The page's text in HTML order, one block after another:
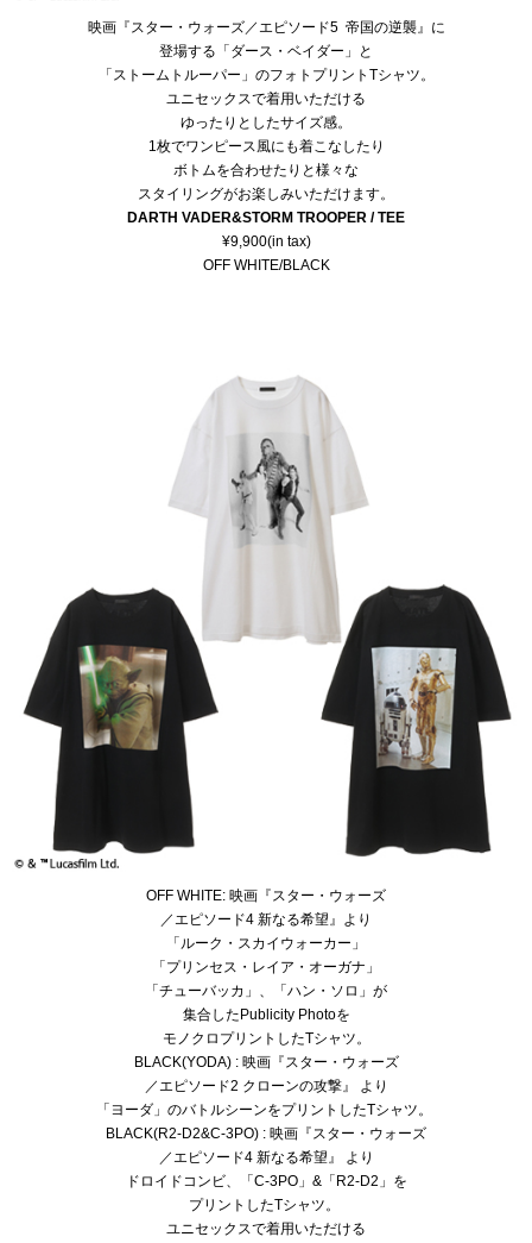
映画『スター・ウォーズ／エピソード5 帝国の逆襲』に
登場する「ダース・ベイダー」と
「ストームトルーパー」のフォトプリントTシャツ。
ユニセックスで着用いただける
ゆったりとしたサイズ感。
1枚でワンピース風にも着こなしたり
ボトムを合わせたりと様々な
スタイリングがお楽しみいただけます。
DARTH VADER&STORM TROOPER / TEE
¥9,900(in tax)
OFF WHITE/BLACK
OFF WHITE: 映画『スター・ウォーズ
／エピソード4 新なる希望』より
「ルーク・スカイウォーカー」
「プリンセス・レイア・オーガナ」
「チューバッカ」、「ハン・ソロ」が
集合したPublicity Photoを
モノクロプリントしたTシャツ。
BLACK(YODA) : 映画『スター・ウォーズ
／エピソード2 クローンの攻撃』 より
「ヨーダ」のバトルシーンをプリントしたTシャツ。
BLACK(R2-D2&C-3PO) : 映画『スター・ウォーズ
／エピソード4 新なる希望』 より
ドロイドコンビ、「C-3PO」&「R2-D2」を
プリントしたTシャツ。
ユニセックスで着用いただける